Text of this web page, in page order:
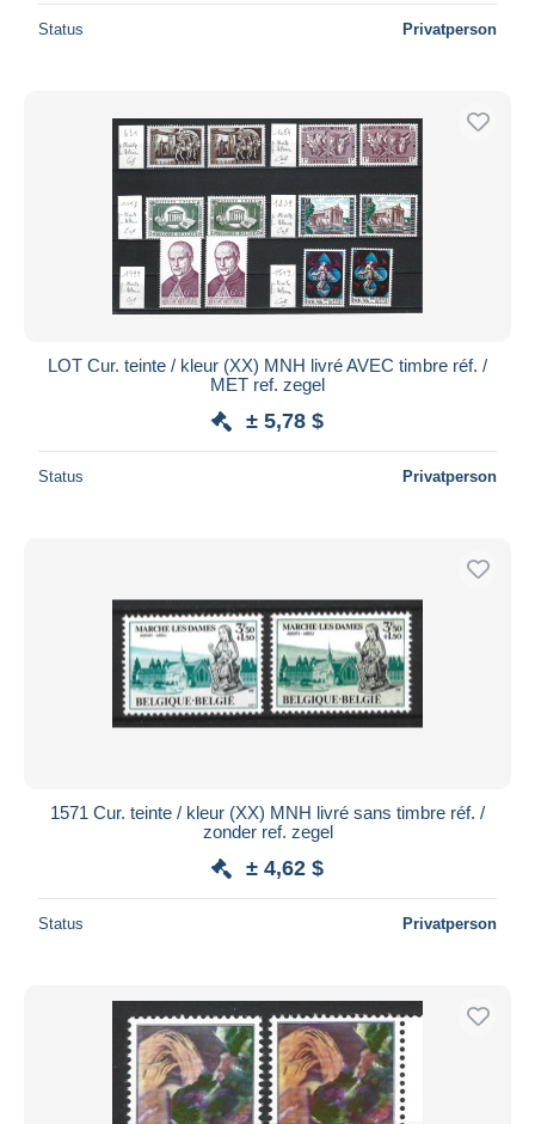
Status Privatperson
LOT Cur. teinte / kleur (XX) MNH livré AVEC timbre réf. /
MET ref. zegel
± 5,78 $
Status Privatperson
1571 Cur. teinte / kleur (XX) MNH livré sans timbre réf. /
zonder ref. zegel
± 4,62 $
Status Privatperson